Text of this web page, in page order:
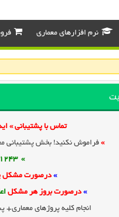
نرم افزارهای معماری
تماس با پشتیبانی »
» فراموش نکنید! بخش پشتیبانی
» 0916-891-1243
»درصورت مشکل
» درصورت بروز هر مشکل
انجام کلیه پروژهای معماری+